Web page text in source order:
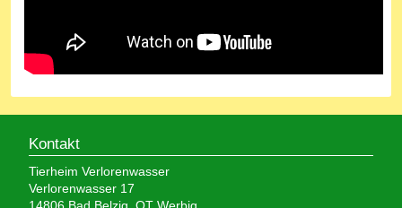
Kontakt
Tierheim Verlorenwasser
Verlorenwasser 17
14806 Bad Belzig, OT Werbig